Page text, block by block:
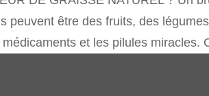
peuvent être des fruits, des
et les pilules miracles.